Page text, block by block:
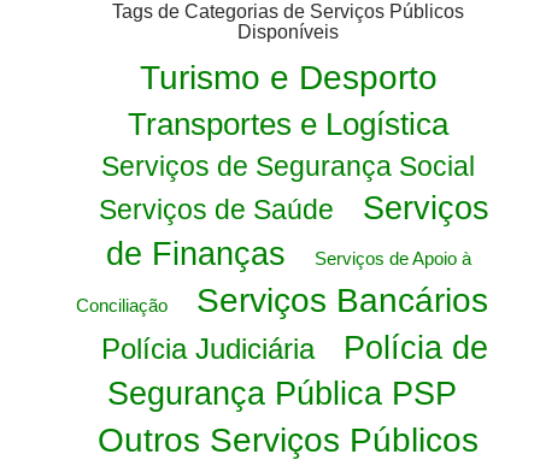
Tags de Categorias de Serviços Públicos
Disponíveis
Turismo e Desporto
Transportes e Logística
Serviços de Segurança Social
Serviços de Saúde
Serviços
de Finanças
Serviços de Apoio à
Conciliação Serviços Bancários
Polícia Judiciária
Polícia de
Segurança Pública PSP
Outros Serviços Públicos